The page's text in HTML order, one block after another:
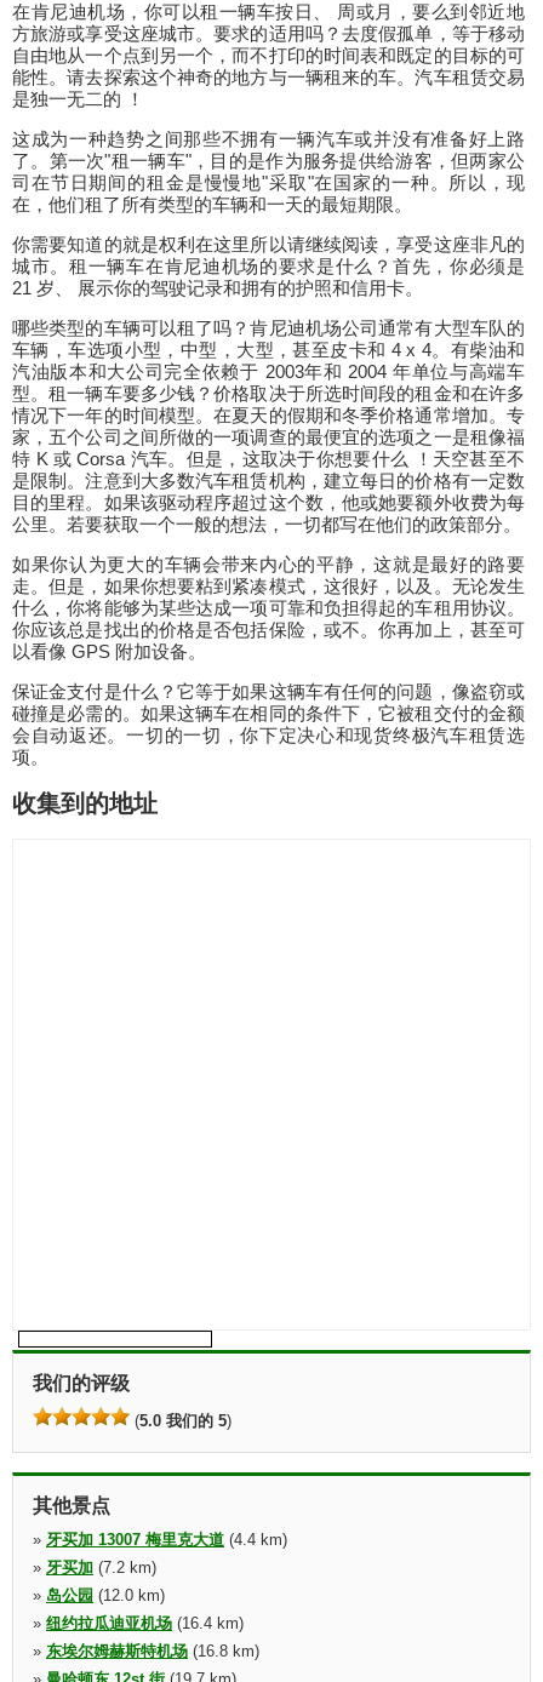
在肯尼迪机场，你可以租一辆车按日、 周或月，要么到邻近地
方旅游或享受这座城市。要求的适用吗？去度假孤单，等于移动
自由地从一个点到另一个，而不打印的时间表和既定的目标的可
能性。请去探索这个神奇的地方与一辆租来的车。汽车租赁交易
是独一无二的 ！
这成为一种趋势之间那些不拥有一辆汽车或并没有准备好上路
了。第一次"租一辆车"，目的是作为服务提供给游客，但两家公
司在节日期间的租金是慢慢地"采取"在国家的一种。所以，现
在，他们租了所有类型的车辆和一天的最短期限。
你需要知道的就是权利在这里所以请继续阅读，享受这座非凡的
城市。租一辆车在肯尼迪机场的要求是什么？首先，你必须是
21 岁、 展示你的驾驶记录和拥有的护照和信用卡。
哪些类型的车辆可以租了吗？肯尼迪机场公司通常有大型车队的
车辆，车选项小型，中型，大型，甚至皮卡和 4 x 4。有柴油和
汽油版本和大公司完全依赖于 2003年和 2004 年单位与高端车
型。租一辆车要多少钱？价格取决于所选时间段的租金和在许多
情况下一年的时间模型。在夏天的假期和冬季价格通常增加。专
家，五个公司之间所做的一项调查的最便宜的选项之一是租像福
特 K 或 Corsa 汽车。但是，这取决于你想要什么 ！天空甚至不
是限制。注意到大多数汽车租赁机构，建立每日的价格有一定数
目的里程。如果该驱动程序超过这个数，他或她要额外收费为每
公里。若要获取一个一般的想法，一切都写在他们的政策部分。
如果你认为更大的车辆会带来内心的平静，这就是最好的路要
走。但是，如果你想要粘到紧凑模式，这很好，以及。无论发生
什么，你将能够为某些达成一项可靠和负担得起的车租用协议。
你应该总是找出的价格是否包括保险，或不。你再加上，甚至可
以看像 GPS 附加设备。
保证金支付是什么？它等于如果这辆车有任何的问题，像盗窃或
碰撞是必需的。如果这辆车在相同的条件下，它被租交付的金额
会自动返还。一切的一切，你下定决心和现货终极汽车租赁选
项。
收集到的地址
我们的评级
(5.0 我们的 5)
其他景点
» 牙买加 13007 梅里克大道 (4.4 km)
» 牙买加 (7.2 km)
» 岛公园 (12.0 km)
» 纽约拉瓜迪亚机场 (16.4 km)
» 东埃尔姆赫斯特机场 (16.8 km)